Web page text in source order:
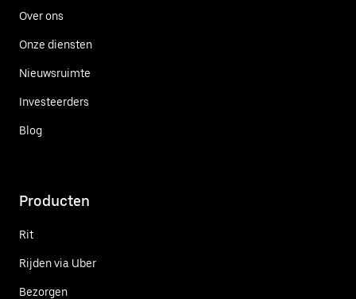
Over ons
Onze diensten
Nieuwsruimte
Investeerders
Blog
Producten
Rit
Rijden via Uber
Bezorgen